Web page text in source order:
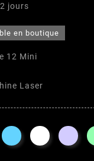
jours
en boutique
12 Mini
Laser